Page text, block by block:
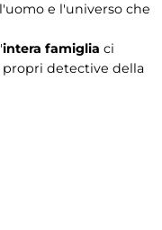
e l'universo che
intera famiglia ci
detective della